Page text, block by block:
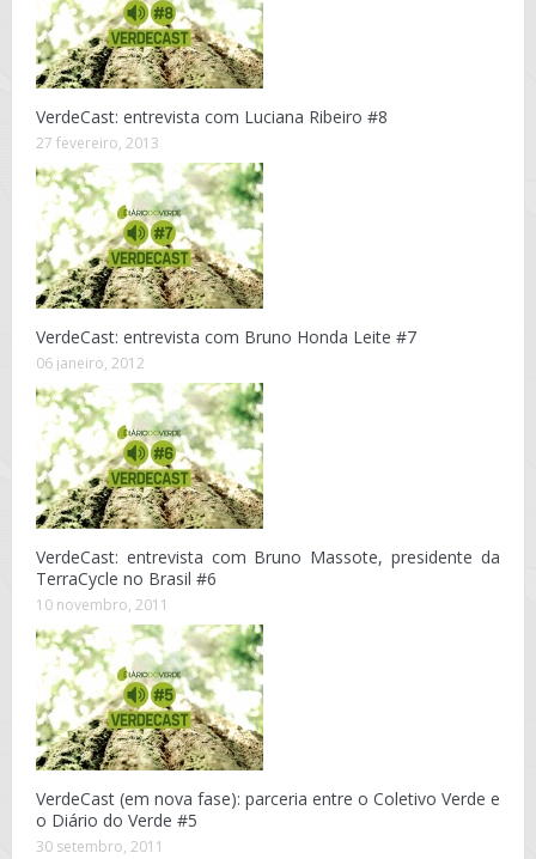
VerdeCast: entrevista com Luciana Ribeiro #8
27 fevereiro, 2013
VerdeCast: entrevista com Bruno Honda Leite #7
06 janeiro, 2012
VerdeCast: entrevista com Bruno Massote, presidente da
TerraCycle no Brasil #6
10 novembro, 2011
VerdeCast (em nova fase): parceria entre o Coletivo Verde e
o Diário do Verde #5
30 setembro, 2011